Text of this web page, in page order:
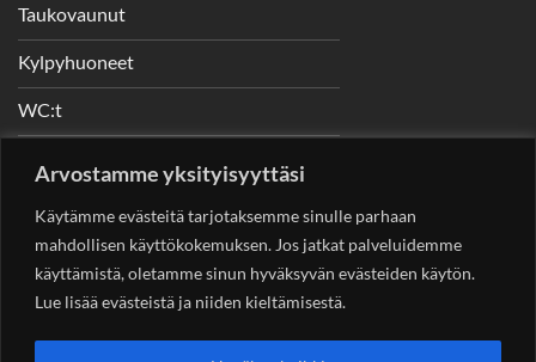
Arvostamme yksityisyyttäsi
Käytämme evästeitä tarjotaksemme sinulle parhaan
mahdollisen käyttökokemuksen. Jos jatkat palveluidemme
käyttämistä, oletamme sinun hyväksyvän evästeiden käytön.
Lue lisää evästeistä ja niiden kieltämisestä.
Taukovaunut
Kylpyhuoneet
WC:t
YHTEYSTIEDOT
Helsingin Rakennuskonevuokraus OySotungintie 449,